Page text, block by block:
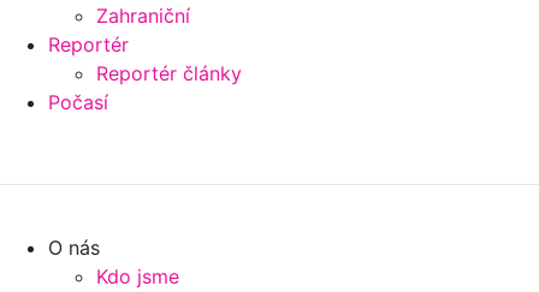
Zahraniční
Reportér
Reportér články
Počasí
O nás
Kdo jsme